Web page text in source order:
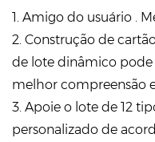
1. Amigo do usuário .
2. Construção de
de lote dinâmico pode
melhor compreensão
3. Apoie o lote de 12
personalizado de